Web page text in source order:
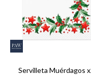
Servilleta Muérdagos